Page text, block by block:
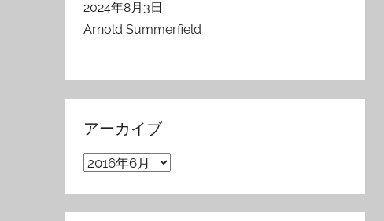
2024年8月3日
Arnold Summerfield
アーカイブ
ア